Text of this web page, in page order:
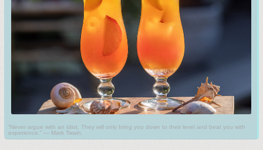
“Never argue with an idiot. They will only bring you down to their level and beat you with
experience.” ― Mark Twain.